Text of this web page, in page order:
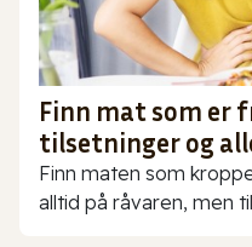
Finn mat som er
tilsetninger og
Finn maten som
alltid på råvaren, men